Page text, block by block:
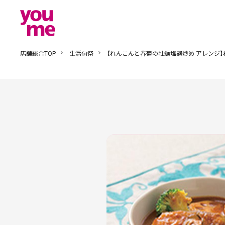
店舗総合TOP 生活旬祭 【れんこんと春菊の牡蠣塩麹炒め アレンジ